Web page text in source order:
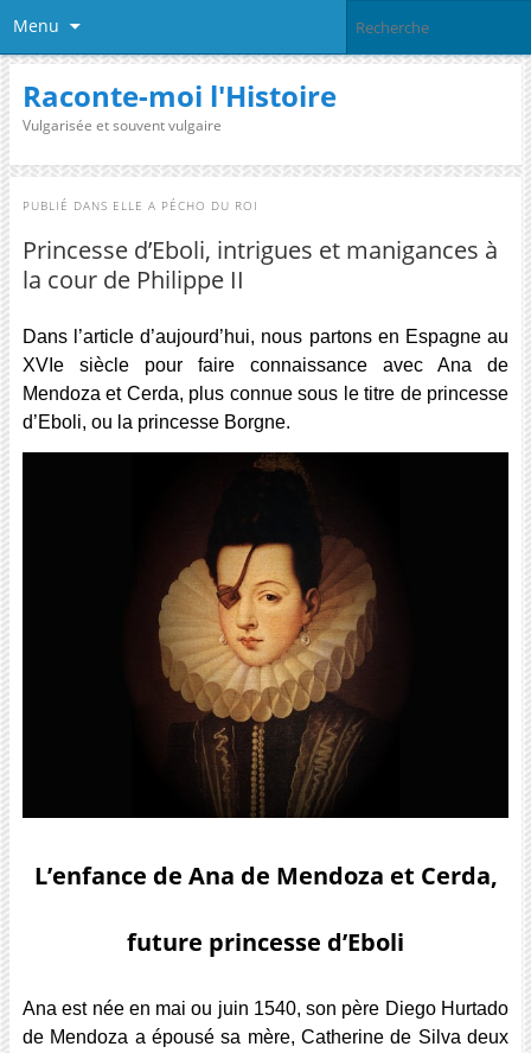
Menu
Raconte-moi l'Histoire
Vulgarisée et souvent vulgaire
PUBLIÉ DANS ELLE A PÉCHO DU ROI
Princesse d’Eboli, intrigues et manigances à
la cour de Philippe II
Dans l’article d’aujourd’hui, nous partons en Espagne au
XVIe siècle pour faire connaissance avec Ana de
Mendoza et Cerda, plus connue sous le titre de princesse
d’Eboli, ou la princesse Borgne.
L’enfance de Ana de Mendoza et Cerda,
future princesse d’Eboli
Ana est née en mai ou juin 1540, son père Diego Hurtado
de Mendoza a épousé sa mère, Catherine de Silva deux